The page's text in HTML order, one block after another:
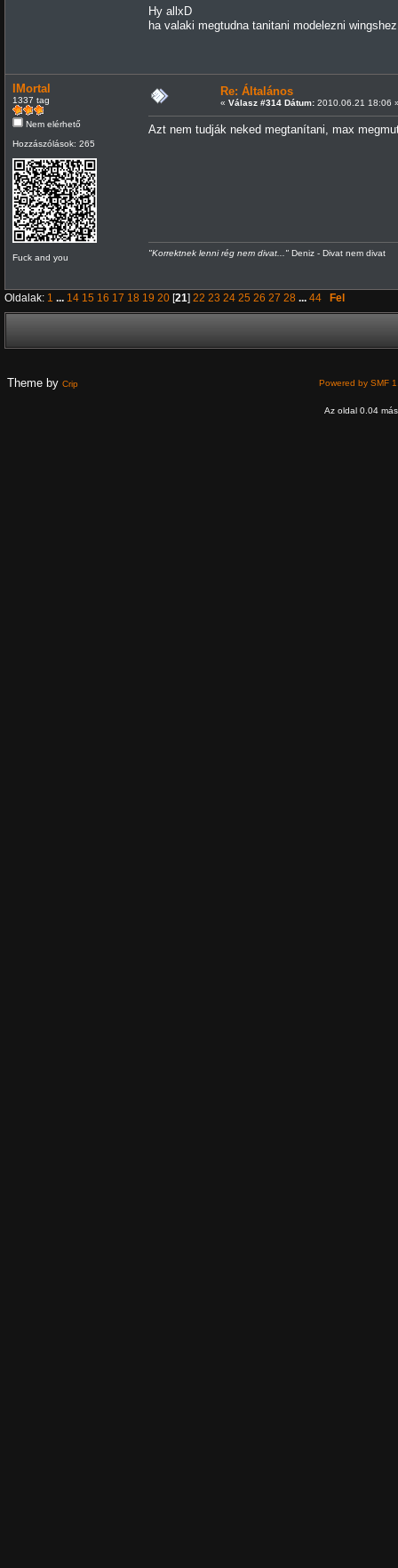
Hy allxD
ha valaki megtudna tanitani modelezni
IMortal
1337 tag
Nem elérhető
Hozzászólások: 265
Fuck and you
Re: Általános
« Válasz #314 Dátum:2010.06.21 18:06
Azt nem tudják neked megtanítani, max
"Korrektnek lenni rég nem divat..."Deniz - Divat nem divat
Oldalak: 1 ... 14 15 16 17 18 19 20[21] 22 23 24 25 26 27 28 ... 44 Fel
Theme by Crip Powered by SMF
Az oldal 0.04